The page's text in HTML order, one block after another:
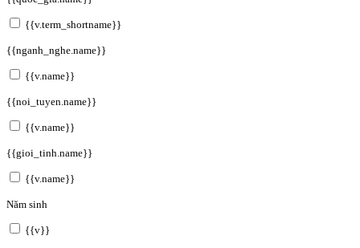
{{v.term_shortname}}
{{nganh_nghe.name}}
{{v.name}}
{{noi_tuyen.name}}
{{v.name}}
{{gioi_tinh.name}}
{{v.name}}
Năm sinh
{{v}}